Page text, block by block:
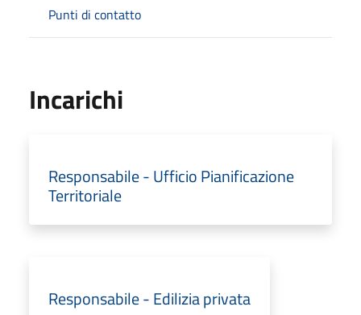
Punti di contatto
Incarichi
Responsabile - Ufficio Pianificazione
Territoriale
Responsabile - Edilizia privata